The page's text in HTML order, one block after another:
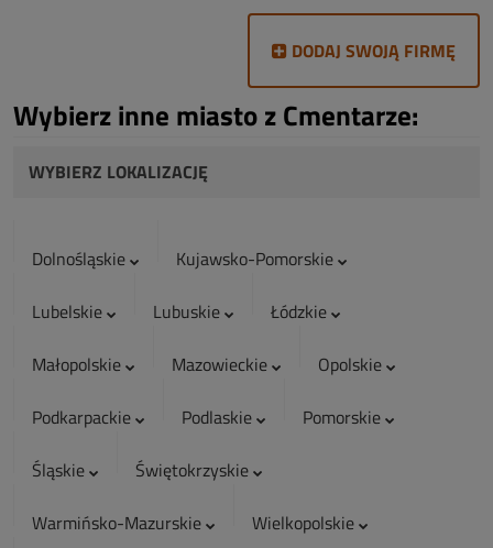
DODAJ SWOJĄ FIRMĘ
Wybierz inne miasto z Cmentarze:
WYBIERZ LOKALIZACJĘ
Dolnośląskie
Kujawsko-Pomorskie
Lubelskie
Lubuskie
Łódzkie
Małopolskie
Mazowieckie
Opolskie
Podkarpackie
Podlaskie
Pomorskie
Śląskie
Świętokrzyskie
Warmińsko-Mazurskie
Wielkopolskie